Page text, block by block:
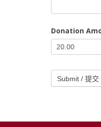
学
班
捐
款
Donation
Submit / 提交